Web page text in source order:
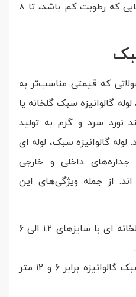
خواهند داشت و در محیط‌هایی که رطوبت کم باشد، تا ۸
که قیمتی مناسب‌تر به
گالوانیزه سبک گلخانه یا
نورد سرد و گرم به تولید
گالوانیزه سبک، لوله ای
داخلی و خارجی
از جمله ویژگی‌های این
لوله گالوانیزه سبک گلخانه ای با سایز‌های ۱.۲ الی ۶
طول لوله گلخانه ای سبک گالوانیزه برابر ۶ و ۱۲ متر